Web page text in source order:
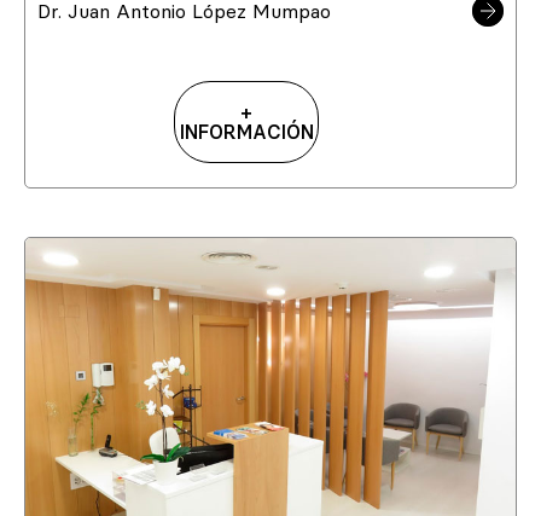
Dr. Juan Antonio López Mumpao
+
INFORMACIÓN